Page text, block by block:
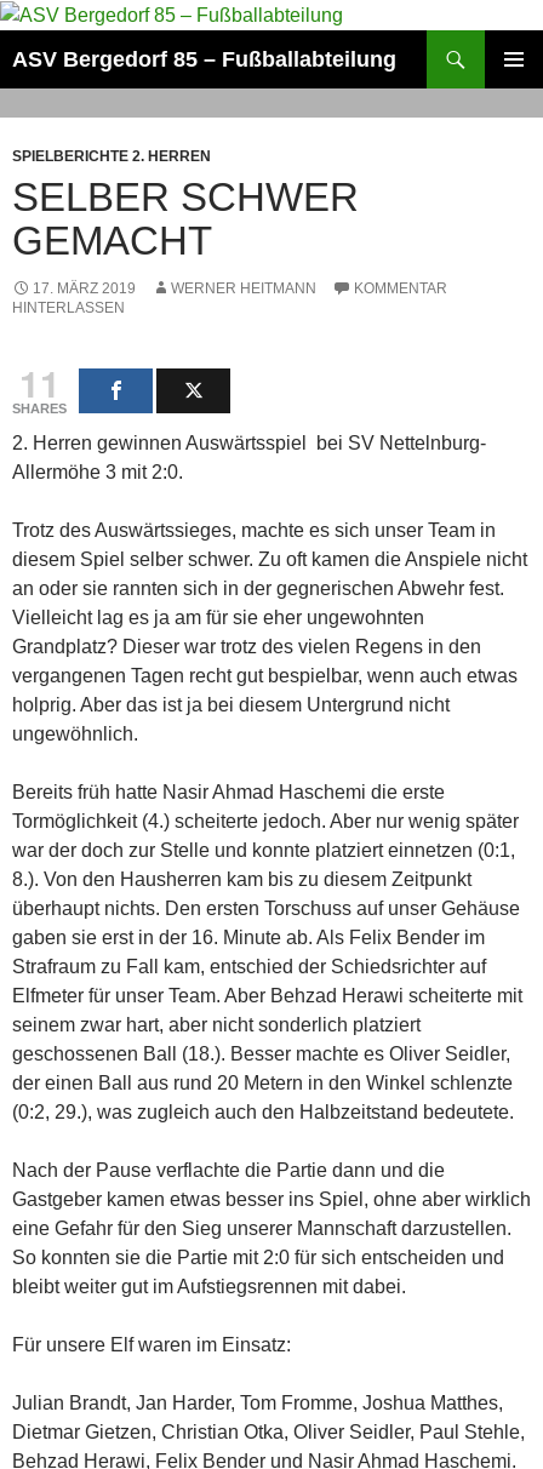
Zum
springen
ASV Bergedorf 85 – Fußballabteilung
SPIELBERICHTE 2. HERREN
SELBER SCHWER
GEMACHT
17. MÄRZ 2019 WERNER HEITMANN
KOMMENTAR
HINTERLASSEN
11
SHARES
2. Herren gewinnen Auswärtsspiel bei SV Nettelnburg-
Allermöhe 3 mit 2:0.
Trotz des Auswärtssieges, machte es sich unser Team in
diesem Spiel selber schwer. Zu oft kamen die Anspiele nicht
an oder sie rannten sich in der gegnerischen Abwehr fest.
Vielleicht lag es ja am für sie eher ungewohnten
Grandplatz? Dieser war trotz des vielen Regens in den
vergangenen Tagen recht gut bespielbar, wenn auch etwas
holprig. Aber das ist ja bei diesem Untergrund nicht
ungewöhnlich.
Bereits früh hatte Nasir Ahmad Haschemi die erste
Tormöglichkeit (4.) scheiterte jedoch. Aber nur wenig später
war der doch zur Stelle und konnte platziert einnetzen (0:1,
8.). Von den Hausherren kam bis zu diesem Zeitpunkt
überhaupt nichts. Den ersten Torschuss auf unser Gehäuse
gaben sie erst in der 16. Minute ab. Als Felix Bender im
Strafraum zu Fall kam, entschied der Schiedsrichter auf
Elfmeter für unser Team. Aber Behzad Herawi scheiterte mit
seinem zwar hart, aber nicht sonderlich platziert
geschossenen Ball (18.). Besser machte es Oliver Seidler,
der einen Ball aus rund 20 Metern in den Winkel schlenzte
(0:2, 29.), was zugleich auch den Halbzeitstand bedeutete.
Nach der Pause verflachte die Partie dann und die
Gastgeber kamen etwas besser ins Spiel, ohne aber wirklich
eine Gefahr für den Sieg unserer Mannschaft darzustellen.
So konnten sie die Partie mit 2:0 für sich entscheiden und
bleibt weiter gut im Aufstiegsrennen mit dabei.
Für unsere Elf waren im Einsatz:
Julian Brandt, Jan Harder, Tom Fromme, Joshua Matthes,
Dietmar Gietzen, Christian Otka, Oliver Seidler, Paul Stehle,
Behzad Herawi, Felix Bender und Nasir Ahmad Haschemi.